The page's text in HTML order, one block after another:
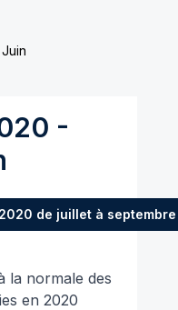
-
2020 de juillet à septembre
la normale des
en 2020